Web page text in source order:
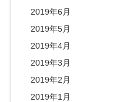
2019年6月
2019年5月
2019年4月
2019年3月
2019年2月
2019年1月